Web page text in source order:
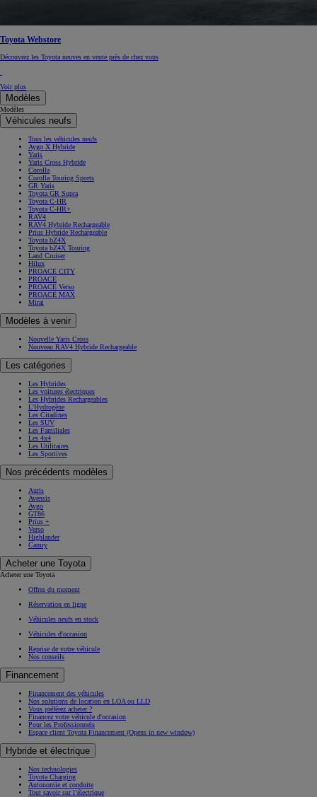
Toyota Webstore
Découvrez les Toyota neuves en vente près de chez vous
Voir plus
Modèles
Modèles
Véhicules neufs
Tous les véhicules neufs
Aygo X Hybride
Yaris
Yaris Cross Hybride
Corolla
Corolla Touring Sports
GR Yaris
Toyota GR Supra
Toyota C-HR
Toyota C-HR+
RAV4
RAV4 Hybride Rechargeable
Prius Hybride Rechargeable
Toyota bZ4X
Toyota bZ4X Touring
Land Cruiser
Hilux
PROACE CITY
PROACE
PROACE Verso
PROACE MAX
Mirai
Modèles à venir
Nouvelle Yaris Cross
Nouveau RAV4 Hybride Rechargeable
Les catégories
Les Hybrides
Les voitures électriques
Les Hybrides Rechargeables
L'Hydrogène
Les Citadines
Les SUV
Les Familiales
Les 4x4
Les Utilitaires
Les Sportives
Nos précédents modèles
Auris
Avensis
Aygo
GT86
Prius +
Verso
Highlander
Camry
Acheter une Toyota
Acheter une Toyota
Offres du moment
Réservation en ligne
Véhicules neufs en stock
Véhicules d'occasion
Reprise de votre véhicule
Nos conseils
Financement
Financement des véhicules
Nos solutions de location en LOA ou LLD
Vous préférez acheter ?
Financez votre véhicule d'occasion
Pour les Professionnels
Espace client Toyota Financement (Opens in new window)
Hybride et électrique
Nos technologies
Toyota Charging
Autonomie et conduite
Tout savoir sur l’électrique